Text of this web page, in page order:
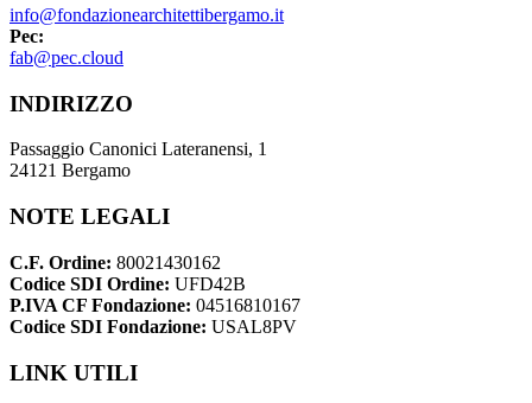
info@fondazionearchitettibergamo.it
Pec:
fab@pec.cloud
INDIRIZZO
Passaggio Canonici Lateranensi, 1
24121 Bergamo
NOTE LEGALI
C.F. Ordine: 80021430162
Codice SDI Ordine: UFD42B
P.IVA CF Fondazione: 04516810167
Codice SDI Fondazione: USAL8PV
LINK UTILI